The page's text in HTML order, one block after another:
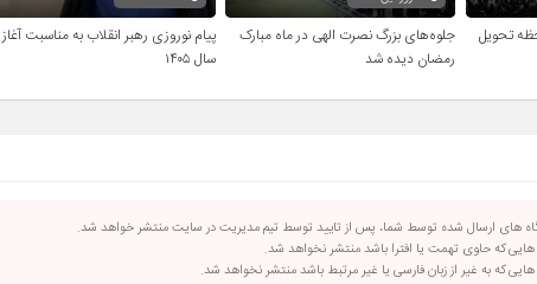
تحویل
جلوه‌های بزرگ نصرت الهی در ماه مبارک
رمضان دیده شد
پیام نوروزی رهبر انقلاب به مناسبت آغاز
سال ۱۴۰۵
های ارسال شده توسط شما، پس از تایید توسط تیم مدیریت در سایت منتشر خواهد شد.
هایی که حاوی تهمت یا افترا باشد منتشر نخواهد شد.
هایی که به غیر از زبان فارسی یا غیر مرتبط باشد منتشر نخواهد شد.